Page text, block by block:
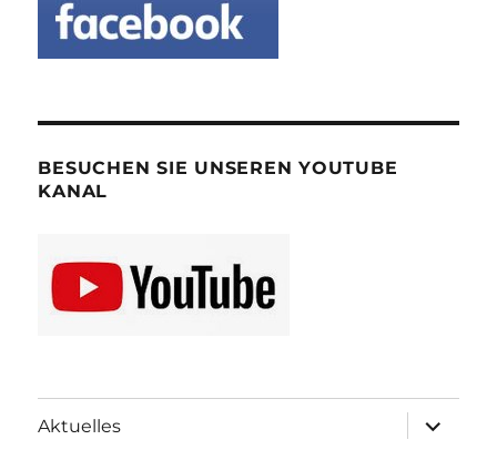
BESUCHEN SIE UNSEREN YOUTUBE
KANAL
Aktuelles
öffnen